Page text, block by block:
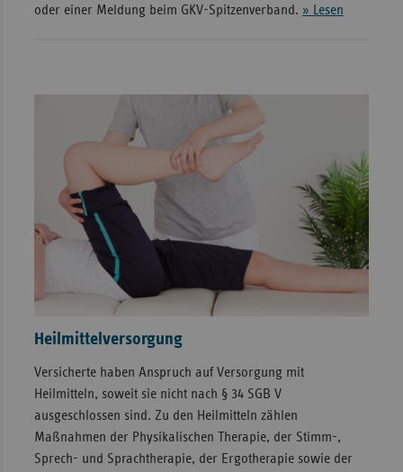
oder einer Meldung beim GKV-Spitzenverband. » Lesen
Heilmittelversorgung
Versicherte haben Anspruch auf Versorgung mit
Heilmitteln, soweit sie nicht nach § 34 SGB V
ausgeschlossen sind. Zu den Heilmitteln zählen
Maßnahmen der Physikalischen Therapie, der Stimm-,
Sprech- und Sprachtherapie, der Ergotherapie sowie der